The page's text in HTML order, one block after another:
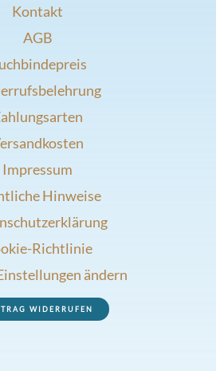
Kontakt
AGB
Impressum
Hinweise
Richtlinie
ändern
WIDERRUFEN